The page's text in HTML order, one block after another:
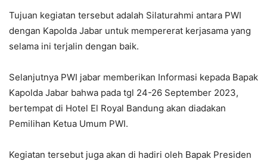
Tujuan kegiatan tersebut adalah Silaturahmi antara PWI
dengan Kapolda Jabar untuk mempererat kerjasama yang
selama ini terjalin dengan baik.
Selanjutnya PWI jabar memberikan Informasi kepada Bapak
Kapolda Jabar bahwa pada tgl 24-26 September 2023,
bertempat di Hotel El Royal Bandung akan diadakan
Pemilihan Ketua Umum PWI.
Kegiatan tersebut juga akan di hadiri oleh Bapak Presiden